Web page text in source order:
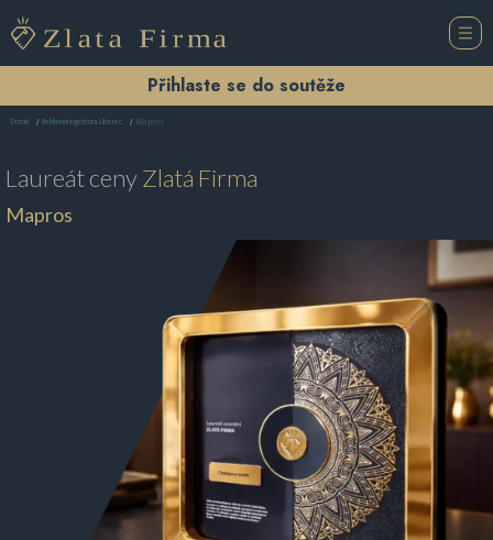
Přihlaste se do soutěže
Domů Reklamní agentura Liberec Mapros
Laureát cenyZlatá Firma
Mapros